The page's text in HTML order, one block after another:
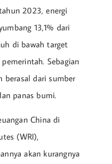
2023, energi
13,1% dari
di bawah target
Sebagian
berasal dari sumber
panas bumi.
China di
(WRI),
akan kurangnya